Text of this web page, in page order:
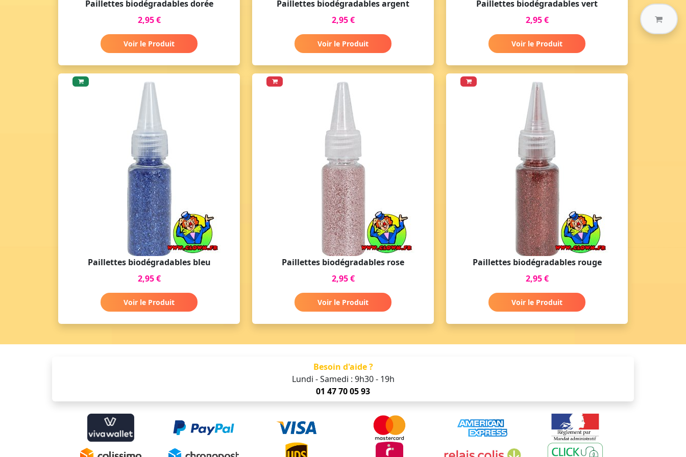
Paillettes biodégradables dorée
2,95 €
Voir le Produit
Paillettes biodégradables argent
2,95 €
Voir le Produit
Paillettes biodégradables vert
2,95 €
Voir le Produit
Paillettes biodégradables bleu
2,95 €
Voir le Produit
Paillettes biodégradables rose
2,95 €
Voir le Produit
Paillettes biodégradables rouge
2,95 €
Voir le Produit
Besoin d'aide ?
Lundi - Samedi : 9h30 - 19h
01 47 70 05 93